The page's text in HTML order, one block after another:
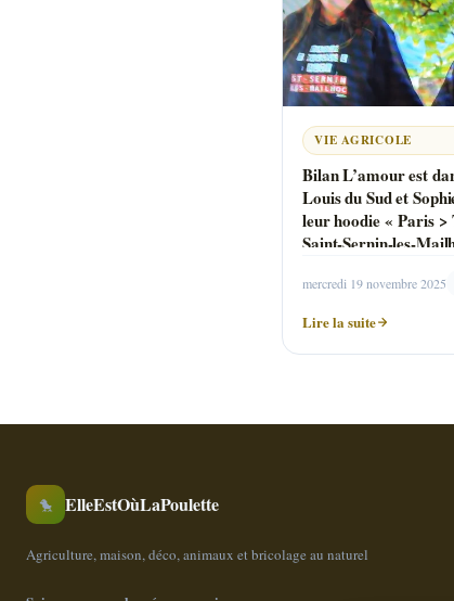
VIE AGRICOLE
Bilan L’amour est
Louis du Sud et
leur hoodie « Paris >
Saint-Sernin-les-
mercredi 19 novembre 2025
Lire la suite
🐤 ElleEstOùLaPoulette
Agriculture, maison, déco, animaux et bricolage au naturel